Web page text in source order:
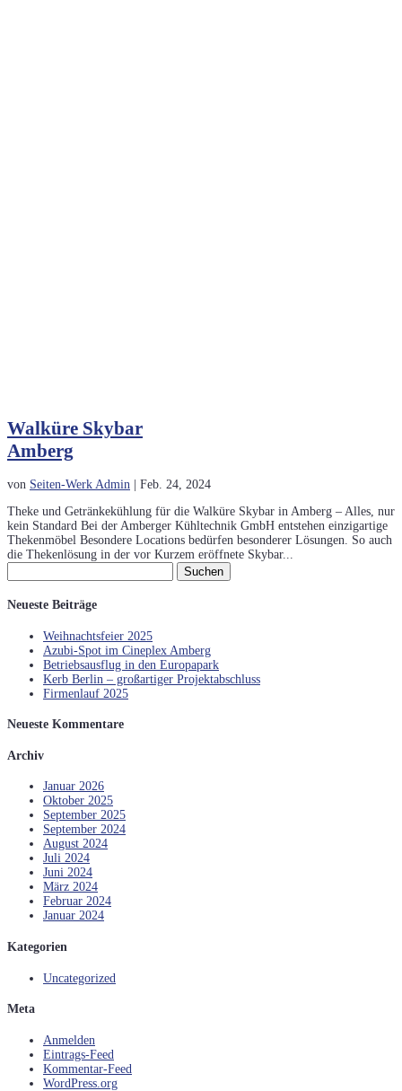
Walküre Skybar
Amberg
von Seiten-Werk Admin
Feb. 24, 2024
Theke und Getränkekühlung für die Walküre Skybar in Amberg – Alles, nur
kein Standard Bei der Amberger Kühltechnik GmbH entstehen einzigartige
Thekenmöbel Besondere Locations bedürfen besonderer Lösungen. So auch
die Thekenlösung in der vor Kurzem eröffnete Skybar...
nach:
Neueste Beiträge
Weihnachtsfeier 2025
Azubi-Spot im Cineplex Amberg
Betriebsausflug in den Europapark
Kerb Berlin – großartiger Projektabschluss
Firmenlauf 2025
Neueste Kommentare
Archiv
Januar 2026
Oktober 2025
September 2025
September 2024
August 2024
Juli 2024
Juni 2024
März 2024
Februar 2024
Januar 2024
Kategorien
Uncategorized
Meta
Anmelden
Eintrags-Feed
Kommentar-Feed
WordPress.org